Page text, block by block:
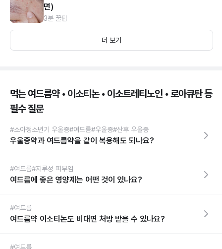
면)
3분 꿀팁
더 보기
먹는 여드름약 • 이소티논 • 이소트레티노인 • 로아큐탄 등
필수 질문
#소아청소년기 우울증#여드름#우울증#산후 우울증
우울증약과 여드름약을 같이 복용해도 되나요?
#여드름#지루성 피부염
여드름에 좋은 영양제는 어떤 것이 있나요?
#여드름
여드름약 이소티논도 비대면 처방 받을 수 있나요?
#여드름